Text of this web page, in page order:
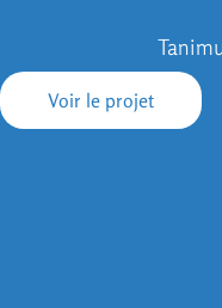
Voir le projet